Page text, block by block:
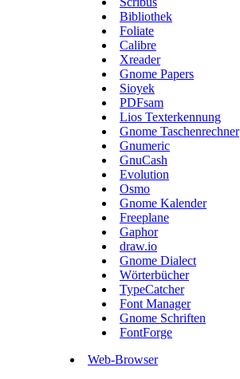
Bibliothek
Foliate
Calibre
Xreader
Gnome Papers
Sioyek
PDFsam
Lios Texterkennung
Gnome Taschenrechner
Gnumeric
GnuCash
Evolution
Osmo
Gnome Kalender
Freeplane
Gaphor
draw.io
Gnome Dialect
Wörterbücher
TypeCatcher
Font Manager
Gnome Schriften
FontForge
Web-Browser